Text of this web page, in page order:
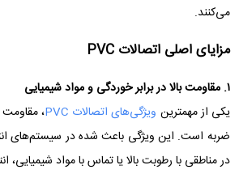
می‌کنند.
مزایای اصلی اتصالاتPVC
۱. مقاومت بالا در برابر خوردگی و مواد شیمیایی
یکی از مهمترین ویژگی‌های اتصالات PVC
، مقاومت
ضربه است. این ویژگی باعث شده در سیستم‌های
در مناطقی با رطوبت بالا یا تماس با مواد شیمیایی،